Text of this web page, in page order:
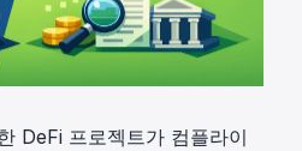
DeFi 프로젝트가 컴플라이